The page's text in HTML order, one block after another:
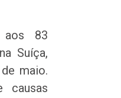
aos 83
Suíça,
maio.
causas